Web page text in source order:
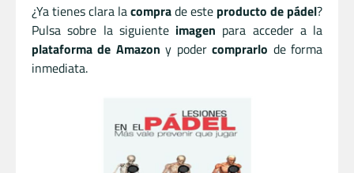
¿Ya tienes clara lacomprade este producto de pádel?
Pulsa sobre la siguiente imagen para acceder a la
plataforma de Amazon y podercomprarlo de forma
inmediata.